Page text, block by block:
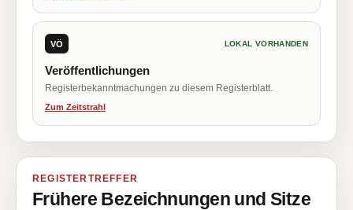
VÖ LOKAL VORHANDEN
Veröffentlichungen
Registerbekanntmachungen zu diesem Registerblatt.
Zum Zeitstrahl
REGISTERTREFFER
Frühere Bezeichnungen und Sitze